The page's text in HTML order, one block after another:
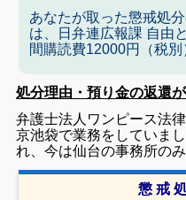
あなたが取った懲戒処
は、日弁連広報課 自由
間購読費12000円（税別
処分理由・預り金の返還
弁護士法人ワンピース法
京池袋で業務をしていま
れ、今は仙台の事務所の
懲 戒